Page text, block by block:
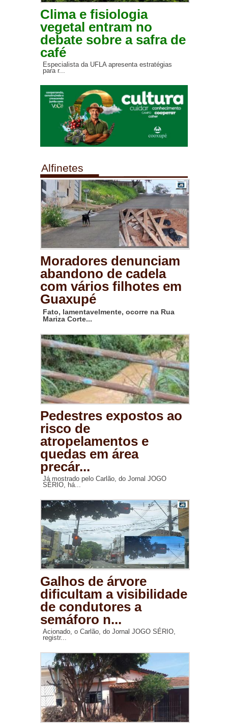
Clima e fisiologia
vegetal entram no
debate sobre a safra de
café
Especialista da UFLA apresenta estratégias
para r...
Alfinetes
Moradores denunciam
abandono de cadela
com vários filhotes em
Guaxupé
Fato, lamentavelmente, ocorre na Rua
Mariza Corte...
Pedestres expostos ao
risco de
atropelamentos e
quedas em área
precár...
Já mostrado pelo Carlão, do Jornal JOGO
SÉRIO, há...
Galhos de árvore
dificultam a visibilidade
de condutores a
semáforo n...
Acionado, o Carlão, do Jornal JOGO SÉRIO,
registr...